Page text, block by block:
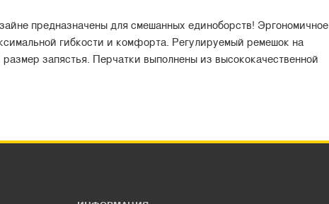
предназначены для смешанных единоборств! Эргономичное
гибкости и комфорта. Регулируемый ремешок на
запястья. Перчатки выполнены из высококачественной